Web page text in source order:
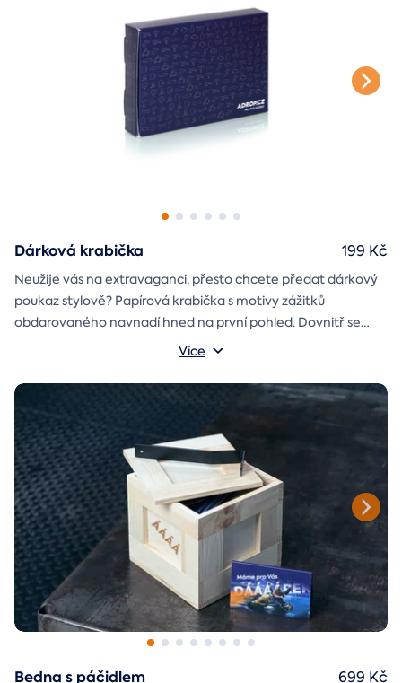
Dárková krabička
Neužije vás na extravaganci, přesto chcete předat dárkový
poukaz stylově? Papírová krabička s motivy zážitků
obdarovaného navnadí hned na první pohled. Dovnitř se
vejde i věnování a případně další drobnost pro radost.
Rozměry krabičky: 17x12x3 cmVíce
199 Kč
Bedna s páčidlem 699 Kč